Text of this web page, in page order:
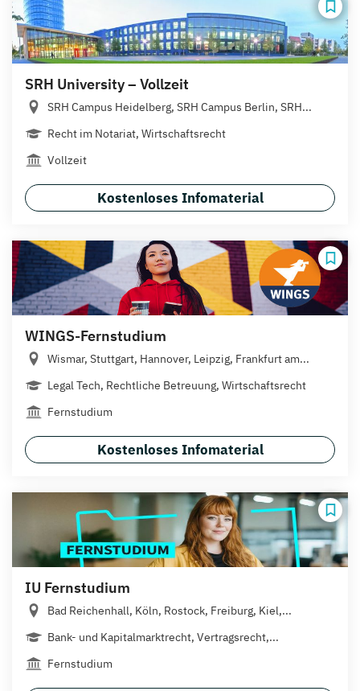
SRH University – Vollzeit
SRH Campus Heidelberg, SRH Campus Berlin, SRH...
Recht im Notariat, Wirtschaftsrecht
Vollzeit
Kostenloses Infomaterial
WINGS-Fernstudium
Wismar, Stuttgart, Hannover, Leipzig, Frankfurt am...
Legal Tech, Rechtliche Betreuung, Wirtschaftsrecht
Fernstudium
Kostenloses Infomaterial
IU Fernstudium
Bad Reichenhall, Köln, Rostock, Freiburg, Kiel,...
Bank- und Kapitalmarktrecht, Vertragsrecht,...
Fernstudium